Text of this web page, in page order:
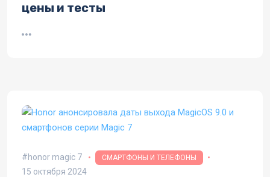
цены и тесты
honor magic 7 СМАРТФОНЫ И ТЕЛЕФОНЫ
15 октября 2024